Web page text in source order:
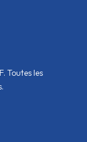
Toutes les